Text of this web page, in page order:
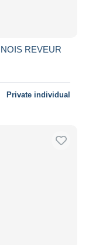
REVEUR
Private individual